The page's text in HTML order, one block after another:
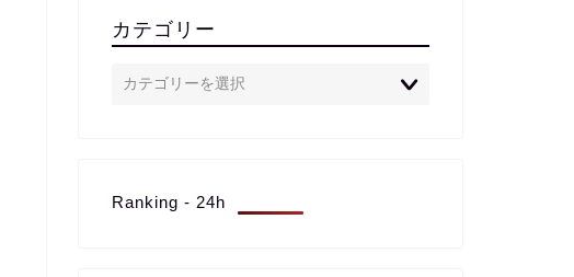
カテゴリー
Ranking - 24h